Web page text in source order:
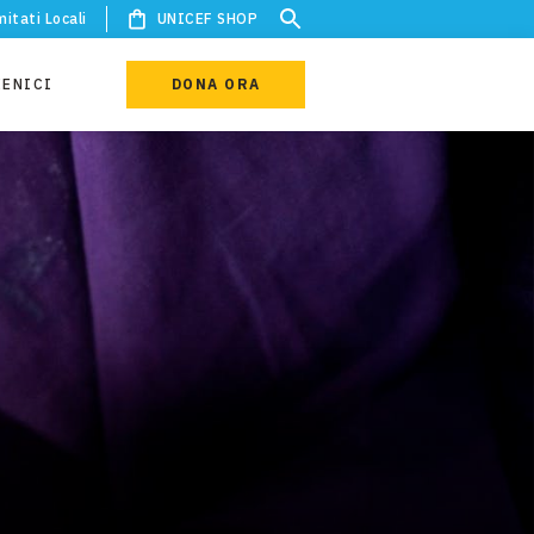
Locali UNICEF SHOP
DONA ORA